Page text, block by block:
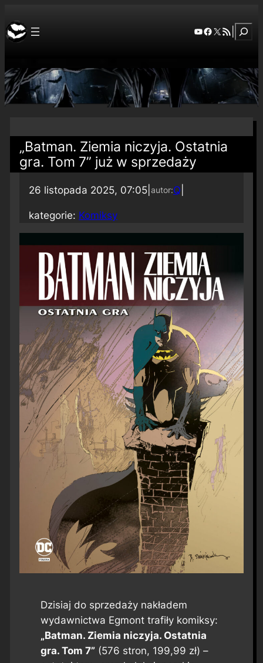
YouTube
Facebook
X RSS Feed
„Batman. Ziemia niczyja. Ostatnia
gra. Tom 7” już w sprzedaży
26 listopada 2025, 07:05| autor:Q
kategorie: Komiksy
Dzisiaj do sprzedaży nakładem
wydawnictwa Egmont trafiły komiksy:
„Batman. Ziemia niczyja. Ostatnia
gra. Tom 7”(576 stron, 199,99 zł) –